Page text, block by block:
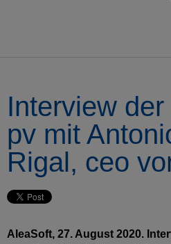
Interview
pv mit
Rigal, ceo
AleaSoft, 27. August 2020.